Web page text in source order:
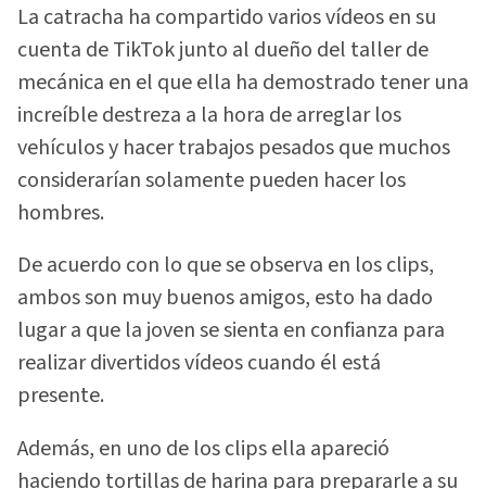
La catracha ha compartido varios vídeos en su
cuenta de TikTok junto al dueño del taller de
mecánica en el que ella ha demostrado tener una
increíble destreza a la hora de arreglar los
vehículos y hacer trabajos pesados que muchos
considerarían solamente pueden hacer los
hombres.
De acuerdo con lo que se observa en los clips,
ambos son muy buenos amigos, esto ha dado
lugar a que la joven se sienta en confianza para
realizar divertidos vídeos cuando él está
presente.
Además, en uno de los clips ella apareció
haciendo tortillas de harina para prepararle a su